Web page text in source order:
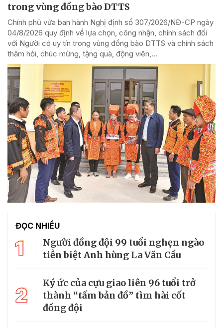
trong vùng đồng bào DTTS
Chính phủ vừa ban hành Nghị định số 307/2026/NĐ-CP ngày
04/8/2026 quy định về lựa chọn, công nhận, chính sách đối
với Người có uy tín trong vùng đồng bào DTTS và chính sách
thăm hỏi, chúc mừng, tặng quà, động viên,...
ĐỌC NHIỀU
1
Người đồng đội 99 tuổi nghẹn ngào
tiễn biệt Anh hùng La Văn Cầu
2
Ký ức của cựu giao liên 96 tuổi trở
thành “tấm bản đồ” tìm hài cốt
đồng đội